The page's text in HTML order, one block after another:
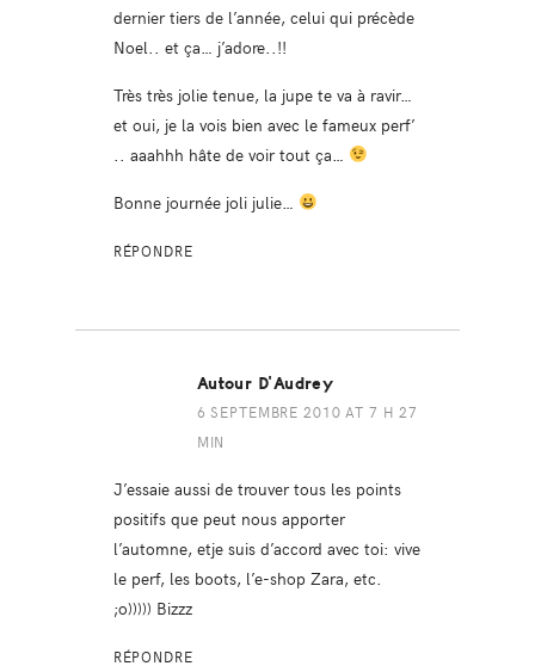
dernier tiers de l’année, celui qui précède
Noel.. et ça… j’adore..!!
Très très jolie tenue, la jupe te va à ravir…
et oui, je la vois bien avec le fameux perf’
.. aaahhh hâte de voir tout ça…
Bonne journée joli julie…
RÉPONDRE
Autour D'Audrey
6 SEPTEMBRE 2010 AT 7 H 27
MIN
J’essaie aussi de trouver tous les points
positifs que peut nous apporter
l’automne, etje suis d’accord avec toi: vive
le perf, les boots, l’e-shop Zara, etc.
;o))))) Bizzz
RÉPONDRE